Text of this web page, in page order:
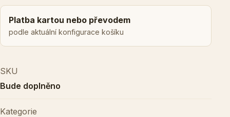
Platba kartou nebo převodem
podle aktuální konfigurace košíku
SKU
Bude doplněno
Kategorie